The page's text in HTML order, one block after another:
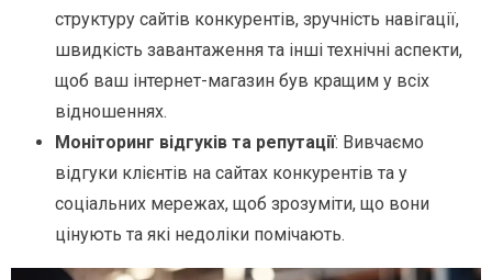
структуру сайтів конкурентів, зручність навігації,
швидкість завантаження та інші технічні аспекти,
щоб ваш інтернет-магазин був кращим у всіх
відношеннях.
Моніторинг відгуків та репутації: Вивчаємо
відгуки клієнтів на сайтах конкурентів та у
соціальних мережах, щоб зрозуміти, що вони
цінують та які недоліки помічають.